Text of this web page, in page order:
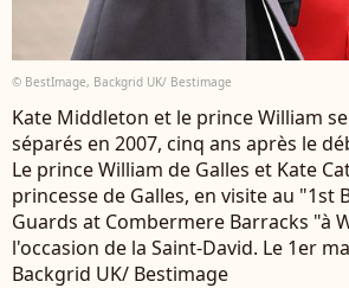
© BestImage, Backgrid UK/ Bestimage
Kate Middleton et le prince William
séparés en 2007, cinq ans après le
Le prince William de Galles et Kate
princesse de Galles, en visite au "1st
Guards at Combermere Barracks "à
l'occasion de la Saint-David. Le 1er
Backgrid UK/ Bestimage